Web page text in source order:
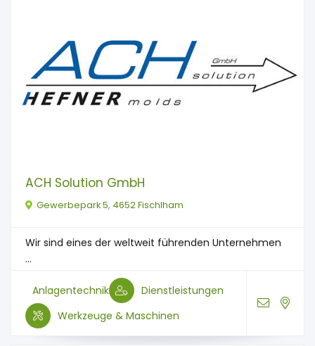
ACH Solution GmbH
Gewerbepark 5, 4652 Fischlham
Wir sind eines der weltweit führenden Unternehmen
...
Anlagentechnik
Dienstleistungen
Werkzeuge & Maschinen